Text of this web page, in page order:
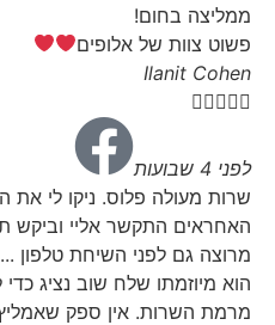
ממליצה בחום!
פשוט צוות של אלופים
Ilanit Cohen

לפני 4 שבועות
שרות מעולה פלוס. ניקו לי
האחראים התקשר אליי וביקש
מרוצה גם לפני השיחת טלפון ...
הוא מיוזמתו שלח שוב נציג
מרמת השרות. אין ספק